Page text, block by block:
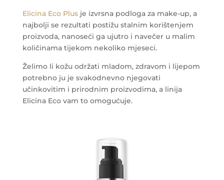
Elicina Eco Plusje izvrsna podloga za make-up, a
najbolji se rezultati postižu stalnim korištenjem
proizvoda, nanoseći ga ujutro i navečer u malim
količinama tijekom nekoliko mjeseci.
Želimo li kožu održati mladom, zdravom i lijepom
potrebno ju je svakodnevno njegovati
učinkovitim i prirodnim proizvodima, a linija
Elicina Eco vam to omogućuje.